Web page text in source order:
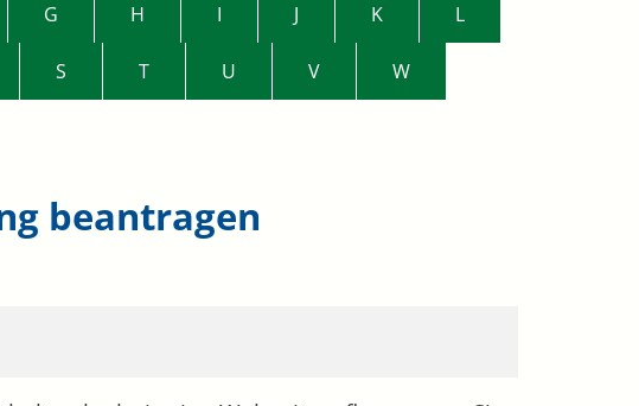
G H I J K L
S T U V W
beantragen